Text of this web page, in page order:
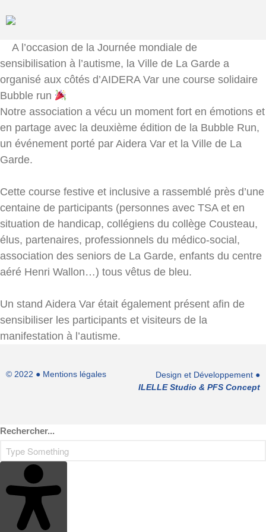
Nous connaître
Histoire & valeurs
Missions & projets
Nos partenaires
Vous informer
Vous accompagner
Jeunesse
Adultes
Soins & santé
Vous engager
Actualités
A l’occasion de la Journée mondiale de
sensibilisation à l’autisme, la Ville de La Garde a
organisé aux côtés d’AIDERA Var une course solidaire
Bubble run
Notre association a vécu un moment fort en émotions et
en partage avec la deuxième édition de la Bubble Run,
un événement porté par Aidera Var et la Ville de La
Garde.
Cette course festive et inclusive a rassemblé près d’une
centaine de participants (personnes avec TSA et en
situation de handicap, collégiens du collège Cousteau,
élus, partenaires, professionnels du médico-social,
association des seniors de La Garde, enfants du centre
aéré Henri Wallon…) tous vêtus de bleu.
Un stand Aidera Var était également présent afin de
sensibiliser les participants et visiteurs de la
manifestation à l’autisme.
© 2022 ● Mentions légales
Design et Développement ●
ILELLE Studio & PFS Concept
Rechercher...